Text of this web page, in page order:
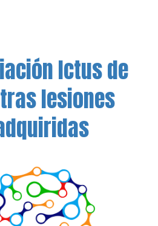
Ictus de
lesiones